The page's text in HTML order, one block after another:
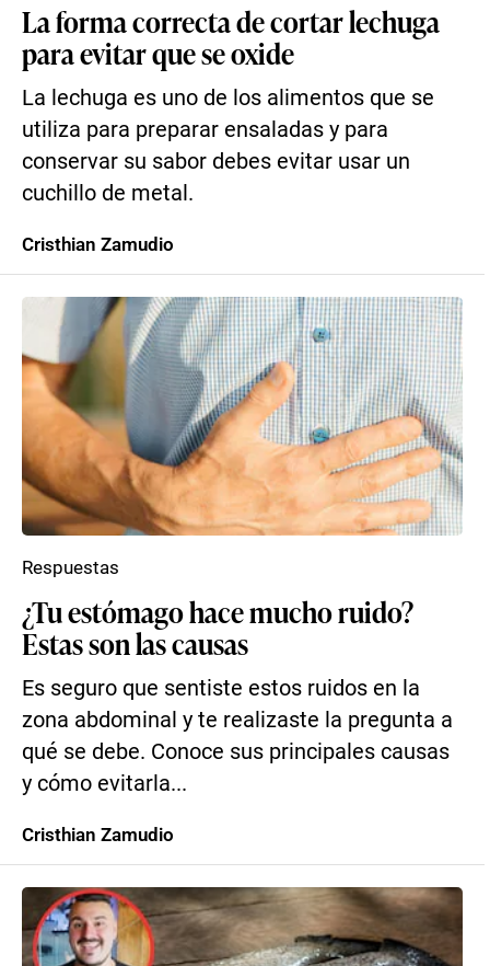
La forma correcta de cortar lechuga
para evitar que se oxide
La lechuga es uno de los alimentos que se
utiliza para preparar ensaladas y para
conservar su sabor debes evitar usar un
cuchillo de metal.
Cristhian Zamudio
¿Tu estómago hace mucho ruido?
Estas son las causas
Es seguro que sentiste estos ruidos en la
zona abdominal y te realizaste la pregunta a
qué se debe. Conoce sus principales causas
y cómo evitarla...
Respuestas
Cristhian Zamudio